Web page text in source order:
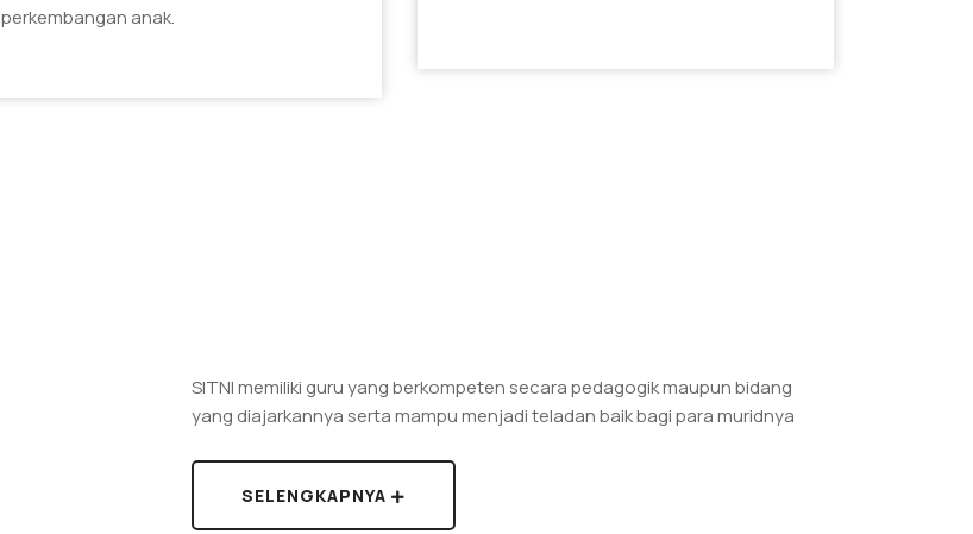
perkembangan anak.
SITNI memiliki guru yang berkompeten secara pedagogik maupun bidang
yang diajarkannya serta mampu menjadi teladan baik bagi para muridnya
SELENGKAPNYA